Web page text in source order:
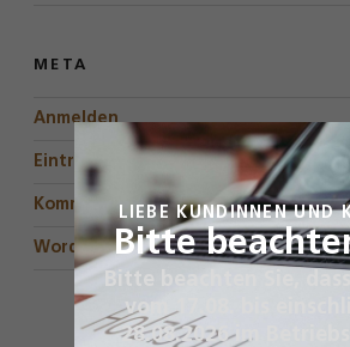
META
Anmelden
Eintrags-Feed
Kommentar-Feed
WordPress.org
LIEBE KUNDINNEN UND
Bitte
Bitte beachten Sie,
vom 17.08. bis
28.08.2026 im